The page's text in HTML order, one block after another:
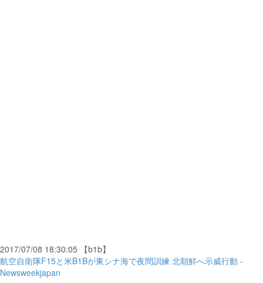
2017/07/08 18:30:05 【b1b】
航空自衛隊F15と米B1Bが東シナ海で夜間訓練 北朝鮮へ示威行動 -
Newsweekjapan